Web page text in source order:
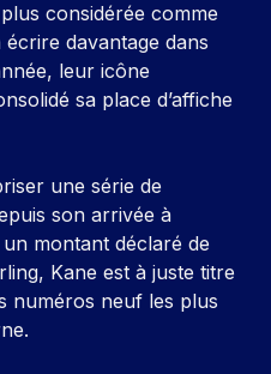
considérée comme
davantage dans
leur icône
sa place d’affiche
une série de
son arrivée à
un montant déclaré de
Kane est à juste titre
numéros neuf les plus